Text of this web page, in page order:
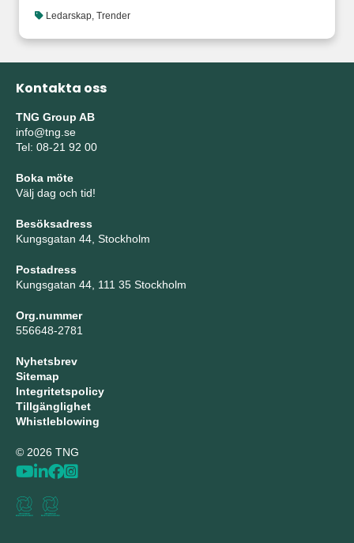
Ledarskap Trender
Kontakta oss
TNG Group AB
info@tng.se
Tel: 08-21 92 00
Boka möte
Välj dag och tid!
Besöksadress
Kungsgatan 44, Stockholm
Postadress
Kungsgatan 44, 111 35 Stockholm
Org.nummer
556648-2781
Nyhetsbrev
Sitemap
Integritetspolicy
Tillgänglighet
Whistleblowing
© 2026 TNG